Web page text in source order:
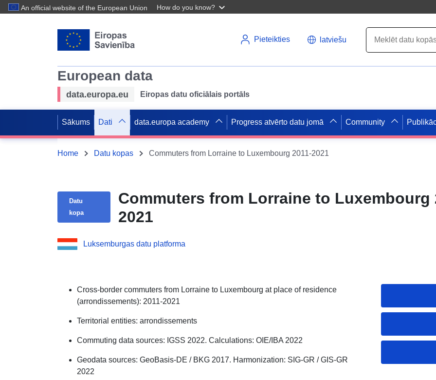
An official website of the European Union How do you know?
Pieteikties latviešu
European data
data.europa.eu Eiropas datu oficiālais portāls
Sākums Dati data.europa academy Progress atvērto datu jomā Community
Home Datu kopas Commuters from Lorraine to Luxembourg 2011-2021
Datu
kopa
Commuters from Lorraine to Luxembourg
2021
Luksemburgas datu platforma
Cross-border commuters from Lorraine to Luxembourg at place of residence
(arrondissements): 2011-2021
Territorial entities: arrondissements
Commuting data sources: IGSS 2022. Calculations: OIE/IBA 2022
Geodata sources: GeoBasis-DE / BKG 2017. Harmonization: SIG-GR / GIS-GR
2022